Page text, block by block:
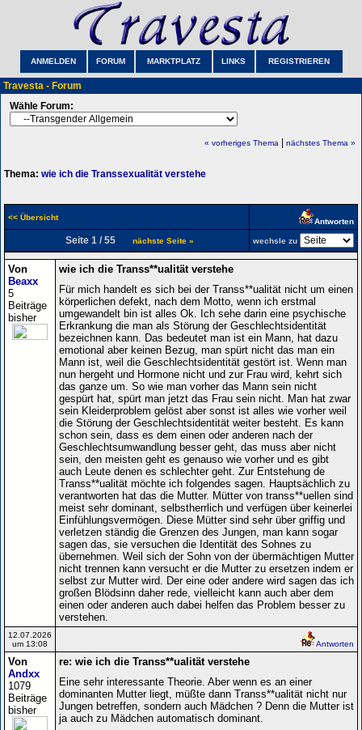
ANMELDEN FORUM MARKTPLATZ LINKS REGISTRIEREN
Travesta - Forum
Wähle Forum:
« vorheriges Thema nächstes Thema »
Thema: wie ich die Transsexualität verstehe
<< Übersicht Antworten
Seite 1 / 55 nächste Seite » wechsle zu
Von
Beaxx
5
Beiträge
bisher
wie ich die Transs**ualität verstehe
Für mich handelt es sich bei der Transs**ualität nicht um einen
körperlichen defekt, nach dem Motto, wenn ich erstmal
umgewandelt bin ist alles Ok. Ich sehe darin eine psychische
Erkrankung die man als Störung der Geschlechtsidentität
bezeichnen kann. Das bedeutet man ist ein Mann, hat dazu
emotional aber keinen Bezug, man spürt nicht das man ein
Mann ist, weil die Geschlechtsidentität gestört ist. Wenn man
nun hergeht und Hormone nicht und zur Frau wird, kehrt sich
das ganze um. So wie man vorher das Mann sein nicht
gespürt hat, spürt man jetzt das Frau sein nicht. Man hat zwar
sein Kleiderproblem gelöst aber sonst ist alles wie vorher weil
die Störung der Geschlechtsidentität weiter besteht. Es kann
schon sein, dass es dem einen oder anderen nach der
Geschlechtsumwandlung besser geht, das muss aber nicht
sein, den meisten geht es genauso wie vorher und es gibt
auch Leute denen es schlechter geht. Zur Entstehung de
Transs**ualität möchte ich folgendes sagen. Hauptsächlich zu
verantworten hat das die Mutter. Mütter von transs**uellen sind
meist sehr dominant, selbstherrlich und verfügen über keinerlei
Einfühlungsvermögen. Diese Mütter sind sehr über griffig und
verletzen ständig die Grenzen des Jungen, man kann sogar
sagen das, sie versuchen die Identität des Sohnes zu
übernehmen. Weil sich der Sohn von der übermächtigen Mutter
nicht trennen kann versucht er die Mutter zu ersetzen indem er
selbst zur Mutter wird. Der eine oder andere wird sagen das ich
großen Blödsinn daher rede, vielleicht kann auch aber dem
einen oder anderen auch dabei helfen das Problem besser zu
verstehen.
12.07.2026
um 13:08
Antworten
Von
Andxx
1079
Beiträge
bisher
re: wie ich die Transs**ualität verstehe
Eine sehr interessante Theorie. Aber wenn es an einer
dominanten Mutter liegt, müßte dann Transs**ualität nicht nur
Jungen betreffen, sondern auch Mädchen ? Denn die Mutter ist
ja auch zu Mädchen automatisch dominant.